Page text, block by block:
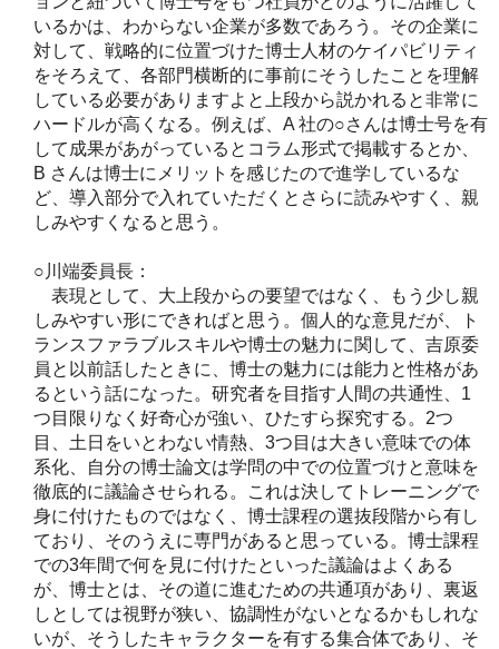
いるかは、わからない企業が多数であろう。その企業に
対して、戦略的に位置づけた博士人材のケイパビリティ
をそろえて、各部門横断的に事前にそうしたことを理解
している必要がありますよと上段から説かれると非常に
ハードルが高くなる。例えば、A 社の○さんは博士号を有
して成果があがっているとコラム形式で掲載するとか、
B さんは博士にメリットを感じたので進学しているな
ど、導入部分で入れていただくとさらに読みやすく、親
しみやすくなると思う。
○川端委員長：
表現として、大上段からの要望ではなく、もう少し親
しみやすい形にできればと思う。個人的な意見だが、ト
ランスファラブルスキルや博士の魅力に関して、吉原委
員と以前話したときに、博士の魅力には能力と性格があ
るという話になった。研究者を目指す人間の共通性、1
つ目限りなく好奇心が強い、ひたすら探究する。2つ
目、土日をいとわない情熱、3つ目は大きい意味での体
系化、自分の博士論文は学問の中での位置づけと意味を
徹底的に議論させられる。これは決してトレーニングで
身に付けたものではなく、博士課程の選抜段階から有し
ており、そのうえに専門があると思っている。博士課程
での3年間で何を見に付けたといった議論はよくある
が、博士とは、その道に進むための共通項があり、裏返
しとしては視野が狭い、協調性がないとなるかもしれな
いが、そうしたキャラクターを有する集合体であり、そ